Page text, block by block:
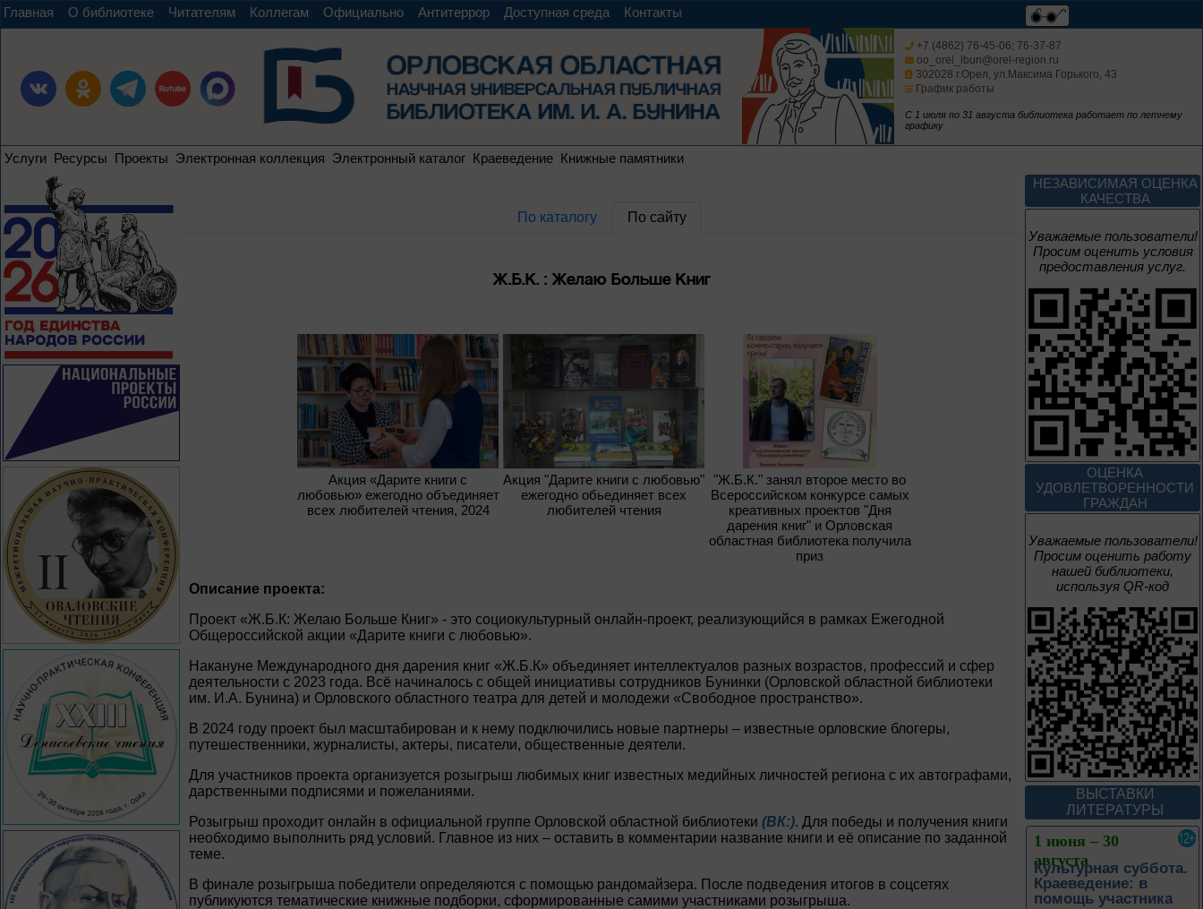
Главная О библиотеке Читателям Коллегам Официально Антитеррор Доступная среда Контакты
+7 (4862) 76-45-06; 76-37-87
oo_orel_lbun@orel-region.ru
302028 г.Орел, ул.Максима Горького, 43
График работы
С 1 июля по 31 августа библиотека работает по летнему
графику
Услуги Ресурсы Проекты Электронная коллекция Электронный каталог Краеведение Книжные памятники
По каталогу По сайту
Ж.Б.К. : Желаю Больше Книг
Акция «Дарите книги с
любовью» ежегодно объединяет
всех любителей чтения, 2024
Акция "Дарите книги с любовью"
ежегодно обьединяет всех
любителей чтения
"Ж.Б.К." занял второе место во
Всероссийском конкурсе самых
креативных проектов "Дня
дарения книг" и Орловская
областная библиотека получила
приз
Описание проекта:
Проект «Ж.Б.К: Желаю Больше Книг» - это социокультурный онлайн-проект, реализующийся в рамках Ежегодной
Общероссийской акции «Дарите книги с любовью».
Накануне Международного дня дарения книг «Ж.Б.К» объединяет интеллектуалов разных возрастов, профессий и сфер
деятельности с 2023 года. Всё начиналось с общей инициативы сотрудников Бунинки (Орловской областной библиотеки
им. И.А. Бунина) и Орловского областного театра для детей и молодежи «Свободное пространство».
В 2024 году проект был масштабирован и к нему подключились новые партнеры – известные орловские блогеры,
путешественники, журналисты, актеры, писатели, общественные деятели.
Для участников проекта организуется розыгрыш любимых книг известных медийных личностей региона с их автографами,
дарственными подписями и пожеланиями.
Розыгрыш проходит онлайн в официальной группе Орловской областной библиотеки (ВК:). Для победы и получения книги
необходимо выполнить ряд условий. Главное из них – оставить в комментарии название книги и её описание по заданной
теме.
В финале розыгрыша победители определяются с помощью рандомайзера. После подведения итогов в соцсетях
публикуются тематические книжные подборки, сформированные самими участниками розыгрыша.
НЕЗАВИСИМАЯ ОЦЕНКА
КАЧЕСТВА
Уважаемые пользователи!
Просим оценить условия
предоставления услуг.
ОЦЕНКА
УДОВЛЕТВОРЕННОСТИ
ГРАЖДАН
Уважаемые пользователи!
Просим оценить работу
нашей библиотеки,
используя QR-код
ВЫСТАВКИ
ЛИТЕРАТУРЫ
Мастера кисти:
галерея талантов
Творец и муза
Цикл выставок литературы
4 – 14 августа
В борьбе против
нацизма мы были
вместе
Великая Победа народов
многонациональной страны
3 – 17 августа
Век Аполлинария
К 170-летию со дня рождения
живописца
2 июня – 20
августа
10 – 24 августа
Мгновения
95 лет со дня рождения
композитора Микаэла
Леоновича Таривердиева
1 июня – 30
августа
Культурная суббота.
Краеведение: в
помощь участника